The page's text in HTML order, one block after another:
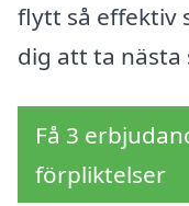
flytt så effektiv
dig att ta nästa
Få 3
förpliktelser